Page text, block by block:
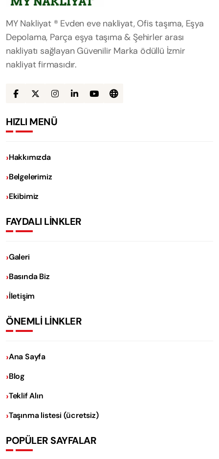
MY Nakliyat ® Evden eve nakliyat, Ofis taşıma, Eşya
Depolama, Parça eşya taşıma & Şehirler arası
nakliyatı sağlayan Güvenilir Marka ödüllü İzmir
nakliyat firmasıdır.
HIZLI MENÜ
Hakkımızda
Belgelerimiz
Ekibimiz
FAYDALI LİNKLER
Galeri
Basında Biz
İletişim
ÖNEMLİ LİNKLER
Ana Sayfa
Blog
Teklif Alın
Taşınma listesi (ücretsiz)
POPÜLER SAYFALAR